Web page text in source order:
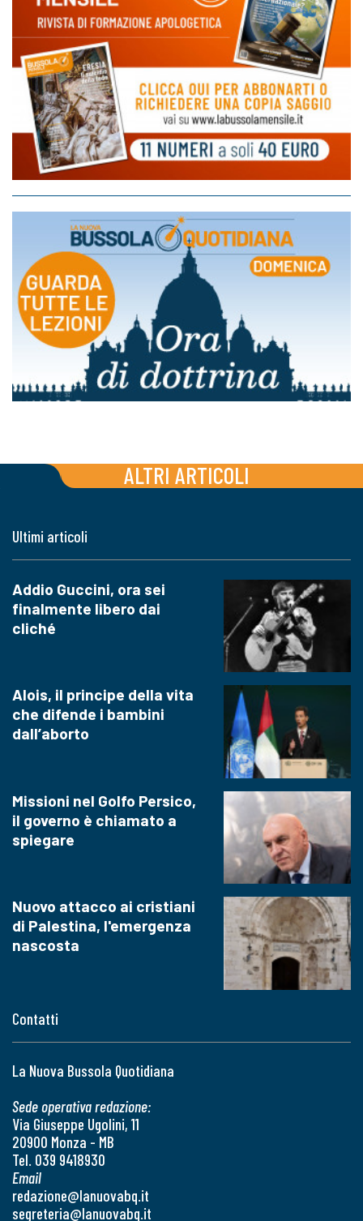
ALTRI ARTICOLI
Contatti
La Nuova Bussola Quotidiana
Sede operativa redazione:
Via Giuseppe Ugolini, 11
20900 Monza - MB
Tel. 039 9418930
Email
redazione@lanuovabq.it
segreteria@lanuovabq.it
Ultimi articoli
Addio Guccini, ora sei
finalmente libero dai
cliché
Alois, il principe della vita
che difende i bambini
dall’aborto
Missioni nel Golfo Persico,
il governo è chiamato a
spiegare
Nuovo attacco ai cristiani
di Palestina, l'emergenza
nascosta